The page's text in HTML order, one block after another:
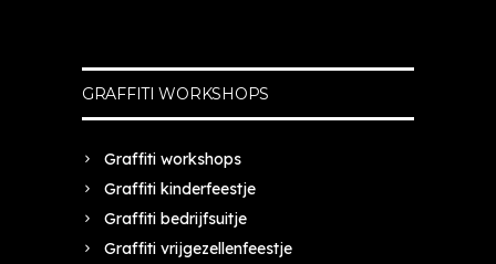
GRAFFITI WORKSHOPS
Graffiti workshops
Graffiti kinderfeestje
Graffiti bedrijfsuitje
Graffiti vrijgezellenfeestje